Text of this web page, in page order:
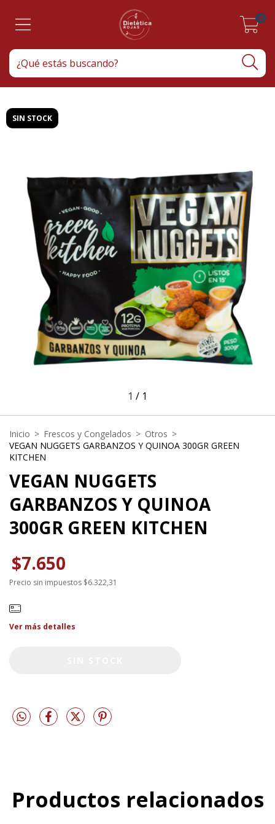
0
SIN STOCK
1 / 1
Inicio > Frescos y Congelados > Otros >
VEGAN NUGGETS GARBANZOS Y QUINOA 300GR GREEN
KITCHEN
VEGAN NUGGETS
GARBANZOS Y QUINOA
300GR GREEN KITCHEN
$7.650
Precio sin impuestos $6.322,31
Ver más detalles
Productos relacionados